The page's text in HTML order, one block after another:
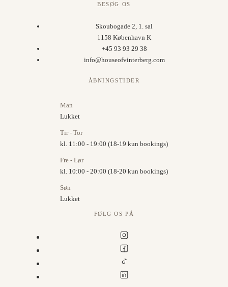
BESØG OS
Skoubogade 2, 1. sal
1158 København K
+45 93 93 29 38
info@houseofvinterberg.com
ÅBNINGSTIDER
Man
Lukket
Tir - Tor
kl. 11:00 - 19:00 (18-19 kun bookings)
Fre - Lør
kl. 10:00 - 20:00 (18-20 kun bookings)
Søn
Lukket
FØLG OS PÅ